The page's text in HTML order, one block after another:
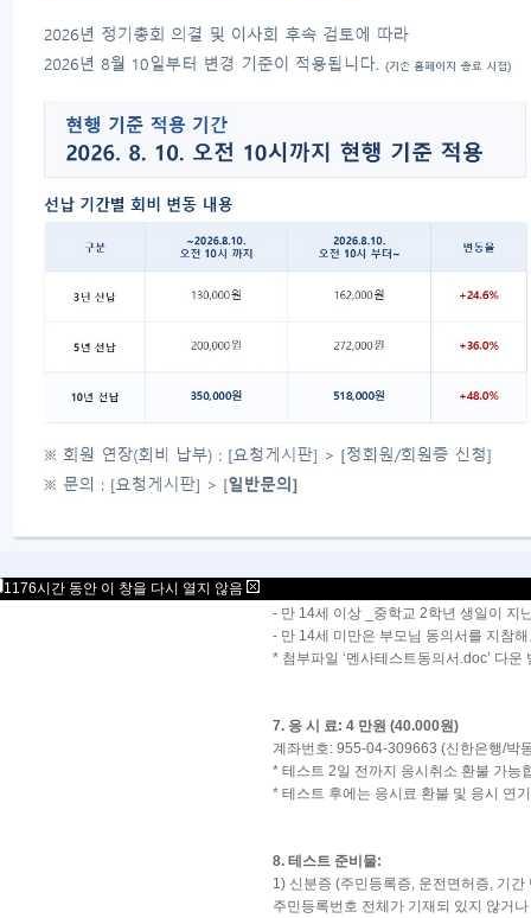
* 10분전까지 테스트 장소에 입실해 주시
시간 관계상 이번 테스트는 1회(90명)만
2. 장 소:
KTX 용산역 5층 대회의실 (달주차장을
* 홈페이지 테스트 접수 및 입금확인 포
* 응시인원이 많을 경우 테스트 등록은
4. 접수방법:
(혹은 아래의 멘사테스트 신청하기 클릭
5. 접수 담당:
- 만 14세 이상 _중학교 2학년 생일이 지
- 만 14세 미만은 부모님 동의서를 지참
* 첨부파일 ‘멘사테스트동의서.doc’ 다
7. 응 시 료: 4 만원 (40.000원)
계좌번호: 955-04-309663 (신한은행/박
* 테스트 2일 전까지 응시취소 환불 가능
* 테스트 후에는 응시료 환불 및 응시 연
8. 테스트 준비물:
1) 신분증 (주민등록증, 운전면허증, 기
주민등록번호 전체가 기재되 있지 않거
1176시간 동안 이 창을 다시 열지 않음